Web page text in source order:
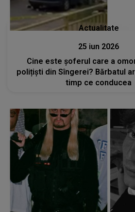
Actualitate
25 iun 2026
Cine este șoferul care a
polițiști din Sîngerei? Bărbatul
timp ce conducea